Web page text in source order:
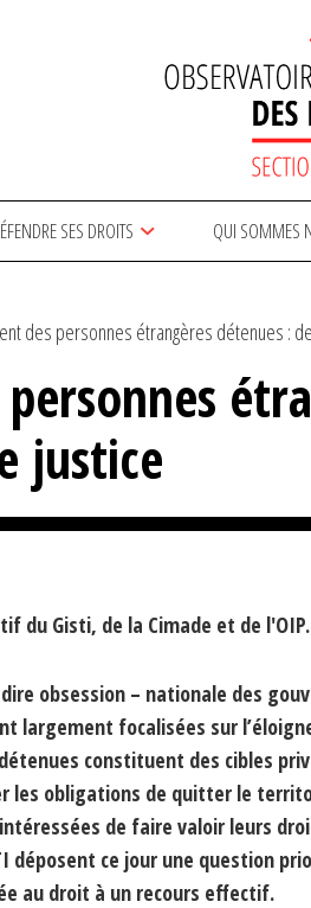
SES DROITS QUI SOMMES
des personnes étrangères détenues :
justice
du Gisti, de la Cimade et de l'OIP.
obsession – nationale des
largement focalisées sur
constituent des cibles
les obligations de quitter le
de faire valoir leurs
déposent ce jour une question
au droit à un recours effectif.